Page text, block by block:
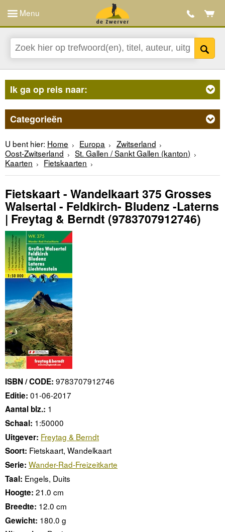
Menu
Ik ga op reis naar:
Categorieën
U bent hier: Home Europa
Zwitserland
Oost-Zwitserland
St. Gallen / Sankt Gallen (kanton)
Kaarten
Fietskaarten
Fietskaart - Wandelkaart 375 Grosses
Walsertal - Feldkirch- Bludenz -Laterns
| Freytag & Berndt (9783707912746)
ISBN / CODE: 9783707912746
Editie: 01-06-2017
Aantal blz.: 1
Schaal: 1:50000
Uitgever: Freytag & Berndt
Soort: Fietskaart, Wandelkaart
Serie: Wander-Rad-Freizeitkarte
Taal: Engels, Duits
Hoogte: 21.0 cm
Breedte: 12.0 cm
Gewicht: 180.0 g